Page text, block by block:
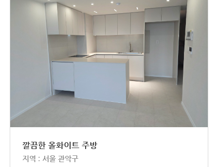
깔끔한 올화이트 주방
지역 : 서울 관악구